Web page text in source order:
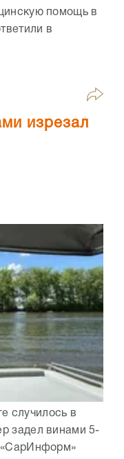
помощь в
в
изрезал
случилось в
задел винами 5-